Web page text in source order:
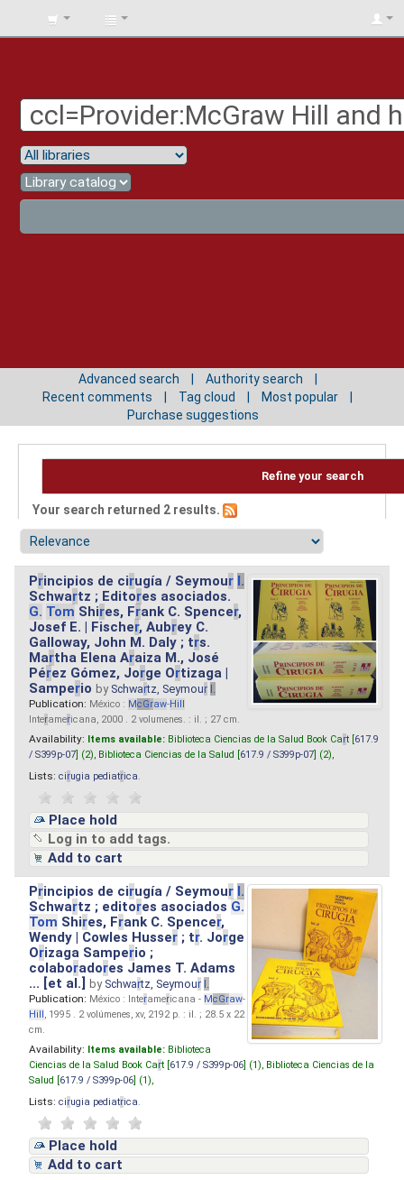
BIBLIOTECA
Advanced search
Authority search
Recent comments
Tag cloud
Most popular
Purchase suggestions
Refine your search
Your search returned 2 results.
Principios de cirugía / Seymour I.
Schwartz ; Editores asociados.
G. Tom Shires, Frank C. Spencer,
Josef E. | Fischer, Aubrey C.
Galloway, John M. Daly ; trs.
Martha Elena Araiza M., José
Pérez Gómez, Jorge Ortizaga |
Samperio by Schwartz, Seymour I.
Publication: México : McGraw-Hill
Interamericana, 2000 . 2 volumenes. : il. ; 27 cm.
Availability: Items available: Biblioteca Ciencias de la Salud Book Cart [ 617.9
/ S399p-07 ] (2), Biblioteca Ciencias de la Salud [ 617.9 / S399p-07 ] (2),
Lists: cirugia pediatrica
Place hold
Log in to add tags.
Add to cart
Principios de cirugía / Seymour I.
Schwartz ; editores asociados G.
Tom Shires, Frank C. Spencer,
Wendy | Cowles Husser ; tr. Jorge
Orizaga Samperio ;
colaboradores James T. Adams
... [et al.]by Schwartz, Seymour I.
Publication: México : Interamericana - McGraw-
Hill, 1995 . 2 volúmenes, xv, 2192 p. : il. ; 28.5 x 22
cm.
Availability: Items available: Biblioteca
Ciencias de la Salud Book Cart [ 617.9 / S399p-06 ] (1), Biblioteca Ciencias de la
Salud [ 617.9 / S399p-06 ] (1),
Lists: cirugia pediatrica
Place hold
Add to cart